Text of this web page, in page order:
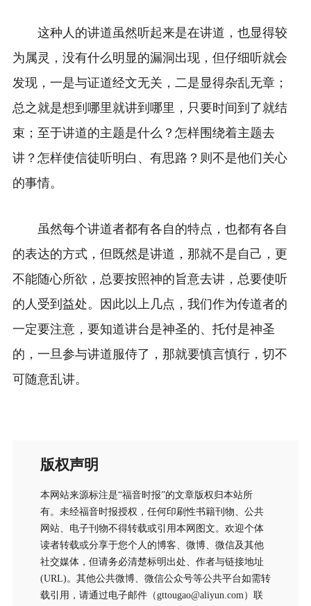
这种人的讲道虽然听起来是在讲道，也显得较
为属灵，没有什么明显的漏洞出现，但仔细听就会
发现，一是与证道经文无关，二是显得杂乱无章；
总之就是想到哪里就讲到哪里，只要时间到了就结
束；至于讲道的主题是什么？怎样围绕着主题去
讲？怎样使信徒听明白、有思路？则不是他们关心
的事情。
虽然每个讲道者都有各自的特点，也都有各自
的表达的方式，但既然是讲道，那就不是自己，更
不能随心所欲，总要按照神的旨意去讲，总要使听
的人受到益处。因此以上几点，我们作为传道者的
一定要注意，要知道讲台是神圣的、托付是神圣
的，一旦参与讲道服侍了，那就要慎言慎行，切不
可随意乱讲。
版权声明
本网站来源标注是“福音时报”的文章版权归本站所
有。未经福音时报授权，任何印刷性书籍刊物、公共
网站、电子刊物不得转载或引用本网图文。欢迎个体
读者转载或分享于您个人的博客、微博、微信及其他
社交媒体，但请务必清楚标明出处、作者与链接地址
(URL)。其他公共微博、微信公众号等公共平台如需转
载引用，请通过电子邮件（gttougao@aliyun.com）联